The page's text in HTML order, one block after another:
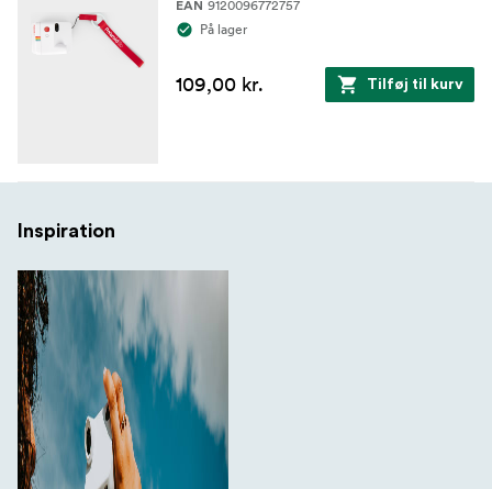
EAN 9120096772757
På lager
109,00 kr. Tilføj til kurv
Inspiration